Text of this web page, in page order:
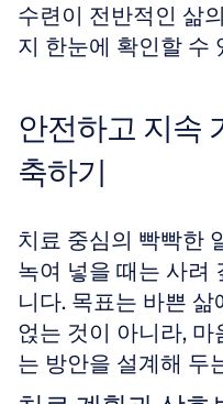
수련이 전반적인 삶
지 한눈에 확인할 수
안전하고 지속
축하기
치료 중심의 빡빡한
녹여 넣을 때는 사려
니다. 목표는 바쁜
얹는 것이 아니라,
는 방안을 설계해 두